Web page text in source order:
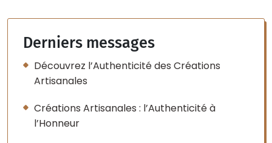
Derniers messages
Découvrez l’Authenticité des Créations
Artisanales
Créations Artisanales : l’Authenticité à
l’Honneur